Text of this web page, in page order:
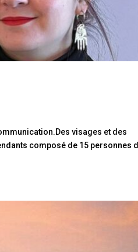
visages et des
composé de 15 personnes